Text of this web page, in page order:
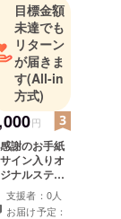
目標金額
未達でも
リターン
が届きま
す(All-in
方式)
円
感謝のお手紙
サイン入りオ
ナルステッ
一枚一枚感
気持ちを込
支援者：0人
お届け予定：